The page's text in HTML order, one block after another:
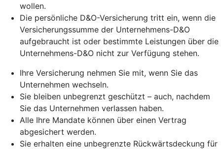
wollen.
Die persönliche D&O-Versicherung tritt ein, wenn die
Versicherungssumme der Unternehmens-D&O
aufgebraucht ist oder bestimmte Leistungen über die
Unternehmens-D&O nicht zur Verfügung stehen.
Ihre Versicherung nehmen Sie mit, wenn Sie das
Unternehmen wechseln.
Sie bleiben unbegrenzt geschützt – auch, nachdem
Sie das Unternehmen verlassen haben.
Alle Ihre Mandate können über einen Vertrag
abgesichert werden.
Sie erhalten eine unbegrenzte Rückwärtsdeckung für